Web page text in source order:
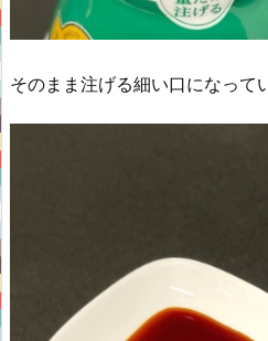
そのまま注げる細い口になって